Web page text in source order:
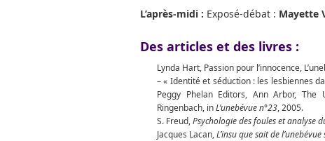
L’après-midi : Exposé-débat : Mayette
Des articles et des livres :
Lynda Hart, Passion pour l’innocence,
– « Identité et séduction : les lesbiennes
Peggy Phelan Editors, Ann Arbor,
Ringenbach, inL’unebévue n°23, 2005.
S. Freud,Psychologie des foules et analyse
Jacques Lacan,L’insu que sait de